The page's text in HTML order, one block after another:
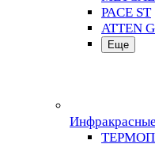
PACE ST
ATTEN
Еще